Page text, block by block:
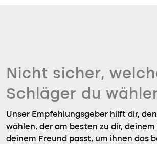
Nicht sicher,
Schläger du
Unser Empfehlungsgeber hilft dir,
wählen, der am besten zu dir, deinem
deinem Freund passt, um ihnen das